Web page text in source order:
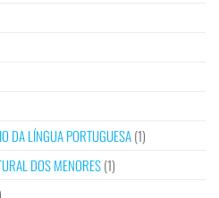
DA LÍNGUA PORTUGUESA(1)
DOS MENORES(1)